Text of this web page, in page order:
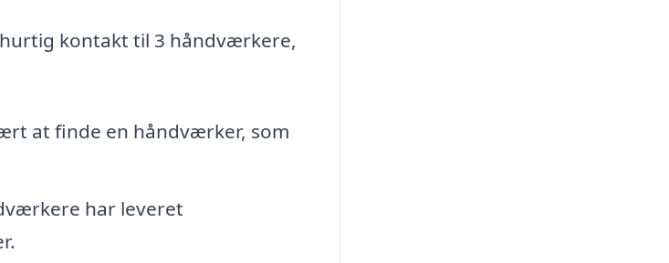
hurtig kontakt til 3 håndværkere,
at finde en håndværker, som
har leveret